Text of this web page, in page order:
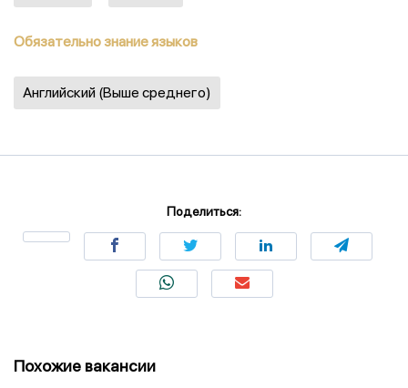
Обязательно знание языков
Английский (Выше среднего)
Поделиться:
Похожие вакансии